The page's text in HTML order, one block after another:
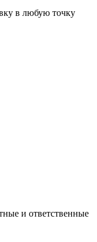
в любую точку
и ответственные